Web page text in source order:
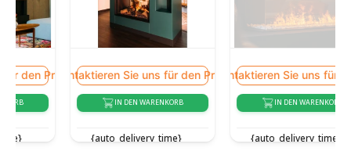
Kontaktieren Sie uns für den Preis
IN DEN WARENKORB
{auto_delivery_time}
Kontaktieren Sie uns für den Preis
IN DEN WARENKORB
{auto_delivery_time}